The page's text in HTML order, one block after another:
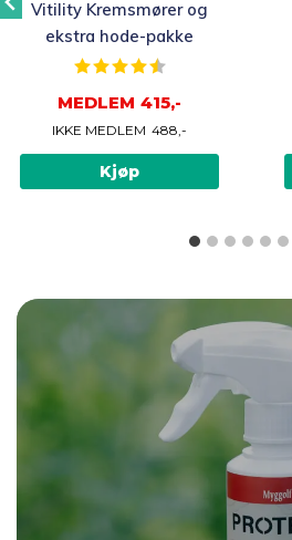
Vitility Kremsmører og
ekstra hode-pakke
Karakter:
MEDLEM 415,-
IKKE MEDLEM 488,-
Kjøp